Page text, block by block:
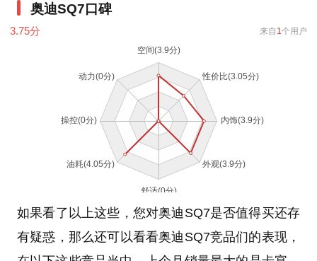
奥迪SQ7口碑
3.75分 来自 1 个用户
如果看了以上这些，您对奥迪SQ7是否值得买还存
有疑惑，那么还可以看看奥迪SQ7竞品们的表现，